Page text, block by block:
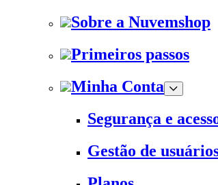
Sobre a Nuvemshop
Primeiros passos
Minha Conta
Segurança e
Gestão de